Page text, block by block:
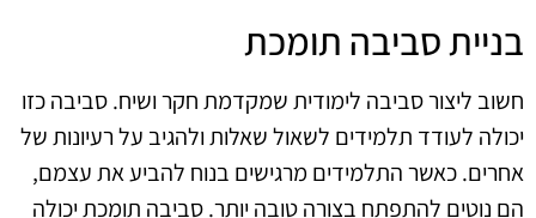
בניית סביבה תומכת
חשוב ליצור סביבה לימודית שמקדמת חקר ושיח. סביבה כזו
יכולה לעודד תלמידים לשאול שאלות ולהגיב על רעיונות של
אחרים. כאשר התלמידים מרגישים בנוח להביע את עצמם,
הם נוטים להתפתח בצורה טובה יותר. סביבה תומכת יכולה